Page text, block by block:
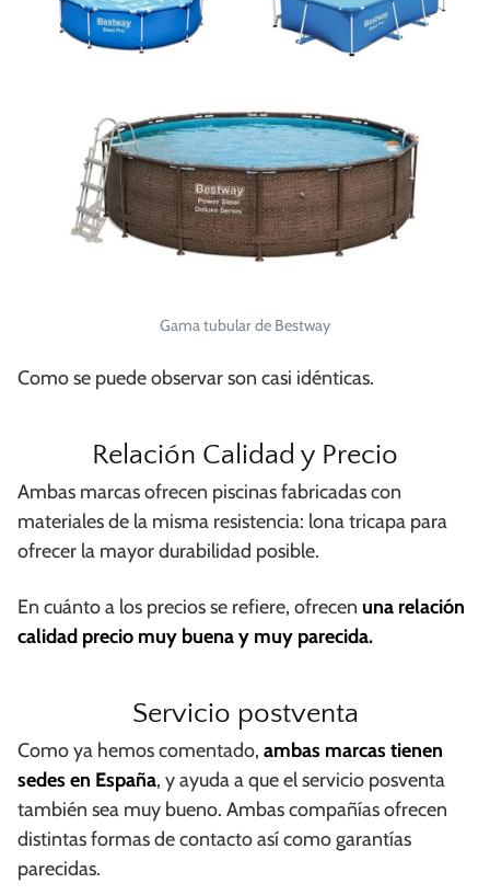
Gama tubular de Bestway
Como se puede observar son casi idénticas.
Relación Calidad y Precio
Ambas marcas ofrecen piscinas fabricadas con
materiales de la misma resistencia: lona tricapa para
ofrecer la mayor durabilidad posible.
En cuánto a los precios se refiere, ofrecen una relación
calidad precio muy buena y muy parecida.
Servicio postventa
Como ya hemos comentado, ambas marcas tienen
sedes en España, y ayuda a que el servicio posventa
también sea muy bueno. Ambas compañías ofrecen
distintas formas de contacto así como garantías
parecidas.